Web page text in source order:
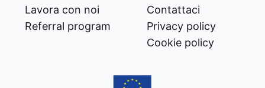
Lavora con noi
Referral program
Contattaci
Privacy policy
Cookie policy